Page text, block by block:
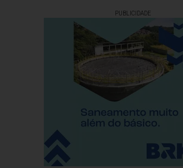
PUBLICIDADE